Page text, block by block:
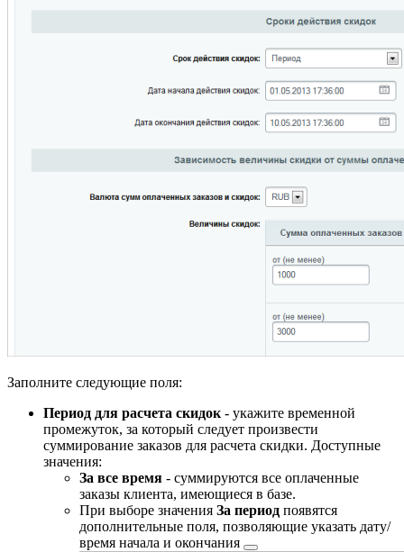
Заполните следующие поля:
Период для расчета скидок - укажите временной
промежуток, за который следует произвести
суммирование заказов для расчета скидки. Доступные
значения:
За все время - суммируются все оплаченные
заказы клиента, имеющиеся в базе.
При выборе значения За период появятся
дополнительные поля, позволяющие указать дату/
время начала и окончания